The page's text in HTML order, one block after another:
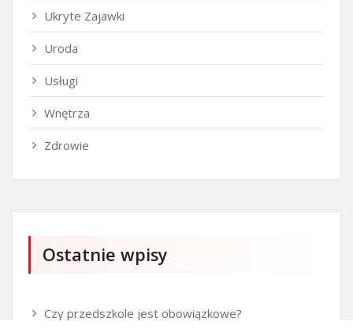
Ukryte Zajawki
Uroda
Usługi
Wnętrza
Zdrowie
Ostatnie wpisy
Czy przedszkole jest obowiązkowe?